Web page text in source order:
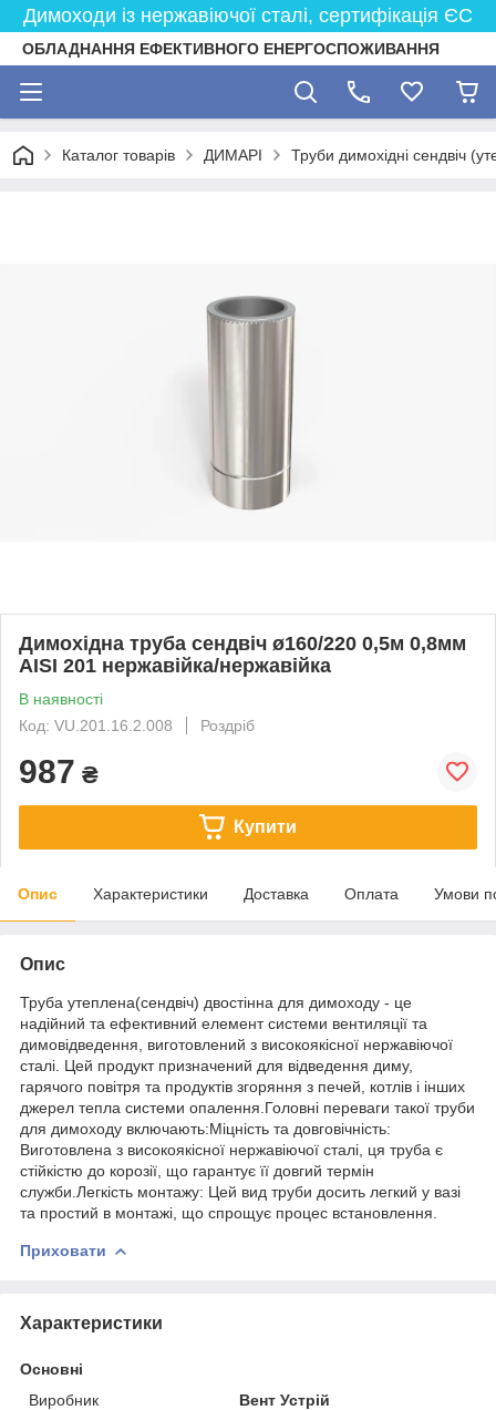
Димоходи із нержавіючої сталі, сертифікація ЄС
ОБЛАДНАННЯ ЕФЕКТИВНОГО ЕНЕРГОСПОЖИВАННЯ
Каталог товарів ДИМАРІ Труби димохідні сендвіч
Димохідна труба сендвіч ø160/220 0,5м 0,8мм
AISI 201 нержавійка/нержавійка
В наявності
Код: VU.201.16.2.008
Роздріб
987 ₴
Купити
Опис Характеристики Доставка Оплата Умови
Опис
Труба утеплена(сендвіч) двостінна для димоходу - це
надійний та ефективний елемент системи вентиляції та
димовідведення, виготовлений з високоякісної нержавіючої
сталі. Цей продукт призначений для відведення диму,
гарячого повітря та продуктів згоряння з печей, котлів і інших
джерел тепла системи опалення.Головні переваги такої труби
для димоходу включають:Міцність та довговічність:
Виготовлена з високоякісної нержавіючої сталі, ця труба є
стійкістю до корозії, що гарантує її довгий термін
служби.Легкість монтажу: Цей вид труби досить легкий у вазі
та простий в монтажі, що спрощує процес встановлення.
Приховати
Характеристики
Основні
Виробник
Вент Устрій